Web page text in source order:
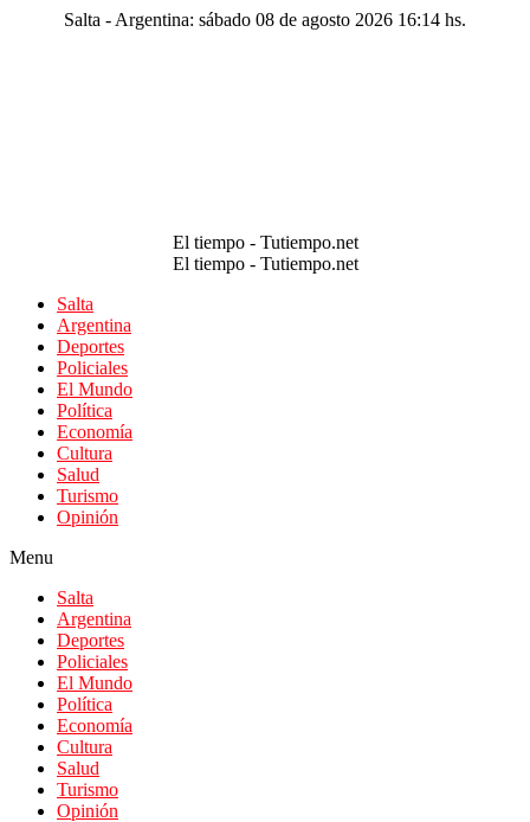
Salta - Argentina: sábado 08 de agosto 2026 16:14 hs.
El tiempo - Tutiempo.net
El tiempo - Tutiempo.net
Salta
Argentina
Deportes
Policiales
El Mundo
Política
Economía
Cultura
Salud
Turismo
Opinión
Menu
Salta
Argentina
Deportes
Policiales
El Mundo
Política
Economía
Cultura
Salud
Turismo
Opinión